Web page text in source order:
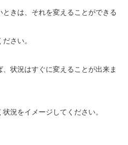
きは、それを変えることができる
さい。
状況はすぐに変えることが出来ま
況をイメージしてください。